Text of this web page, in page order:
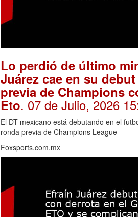
Lo perdió de último
Juárez cae en su
previa de Champions
Eto. 07 de Julio, 2026
El DT mexicano está debutando en el
ronda previa de Champions League
Foxsports.com.mx